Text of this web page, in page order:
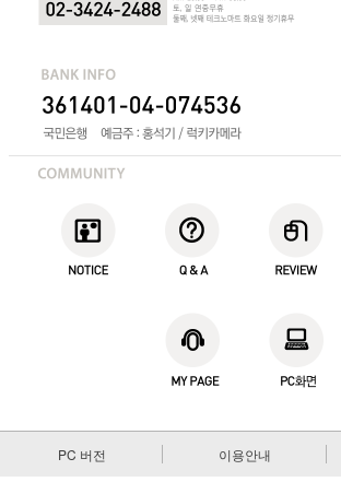
PC 버전 이용안내